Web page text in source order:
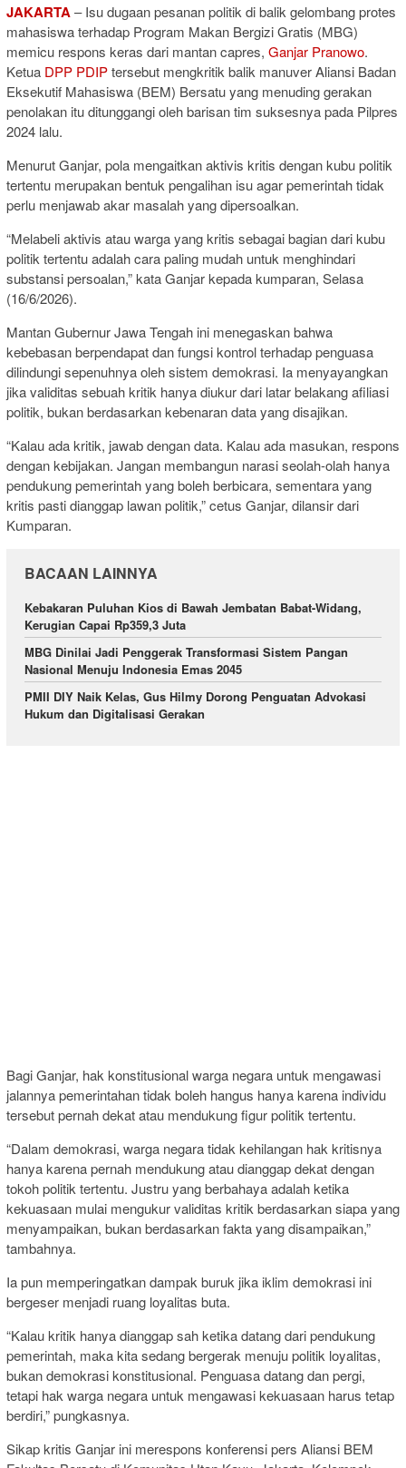
JAKARTA– Isu dugaan pesanan politik di balik gelombang protes
mahasiswa terhadap Program Makan Bergizi Gratis (MBG)
memicu respons keras dari mantan capres, Ganjar Pranowo.
Ketua DPP PDIPtersebut mengkritik balik manuver Aliansi Badan
Eksekutif Mahasiswa (BEM) Bersatu yang menuding gerakan
penolakan itu ditunggangi oleh barisan tim suksesnya pada Pilpres
2024 lalu.
Menurut Ganjar, pola mengaitkan aktivis kritis dengan kubu politik
tertentu merupakan bentuk pengalihan isu agar pemerintah tidak
perlu menjawab akar masalah yang dipersoalkan.
“Melabeli aktivis atau warga yang kritis sebagai bagian dari kubu
politik tertentu adalah cara paling mudah untuk menghindari
substansi persoalan,” kata Ganjar kepada kumparan, Selasa
(16/6/2026).
Mantan Gubernur Jawa Tengah ini menegaskan bahwa
kebebasan berpendapat dan fungsi kontrol terhadap penguasa
dilindungi sepenuhnya oleh sistem demokrasi. Ia menyayangkan
jika validitas sebuah kritik hanya diukur dari latar belakang afiliasi
politik, bukan berdasarkan kebenaran data yang disajikan.
“Kalau ada kritik, jawab dengan data. Kalau ada masukan, respons
dengan kebijakan. Jangan membangun narasi seolah-olah hanya
pendukung pemerintah yang boleh berbicara, sementara yang
kritis pasti dianggap lawan politik,” cetus Ganjar, dilansir dari
Kumparan.
BACAAN LAINNYA
Kebakaran Puluhan Kios di Bawah Jembatan Babat-Widang,
Kerugian Capai Rp359,3 Juta
MBG Dinilai Jadi Penggerak Transformasi Sistem Pangan
Nasional Menuju Indonesia Emas 2045
PMII DIY Naik Kelas, Gus Hilmy Dorong Penguatan Advokasi
Hukum dan Digitalisasi Gerakan
Bagi Ganjar, hak konstitusional warga negara untuk mengawasi
jalannya pemerintahan tidak boleh hangus hanya karena individu
tersebut pernah dekat atau mendukung figur politik tertentu.
“Dalam demokrasi, warga negara tidak kehilangan hak kritisnya
hanya karena pernah mendukung atau dianggap dekat dengan
tokoh politik tertentu. Justru yang berbahaya adalah ketika
kekuasaan mulai mengukur validitas kritik berdasarkan siapa yang
menyampaikan, bukan berdasarkan fakta yang disampaikan,”
tambahnya.
Ia pun memperingatkan dampak buruk jika iklim demokrasi ini
bergeser menjadi ruang loyalitas buta.
“Kalau kritik hanya dianggap sah ketika datang dari pendukung
pemerintah, maka kita sedang bergerak menuju politik loyalitas,
bukan demokrasi konstitusional. Penguasa datang dan pergi,
tetapi hak warga negara untuk mengawasi kekuasaan harus tetap
berdiri,” pungkasnya.
Sikap kritis Ganjar ini merespons konferensi pers Aliansi BEM